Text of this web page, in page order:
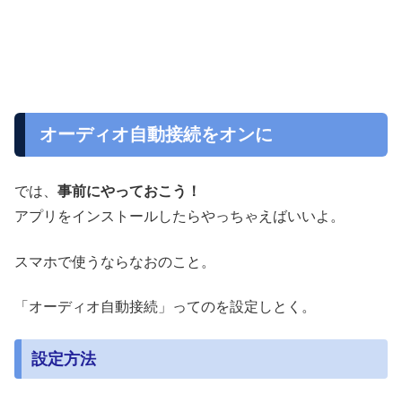
オーディオ自動接続をオンに
では、 事前にやっておこう！
アプリをインストールしたらやっちゃえばいいよ。
スマホで使うならなおのこと。
「オーディオ自動接続」ってのを設定しとく。
設定方法